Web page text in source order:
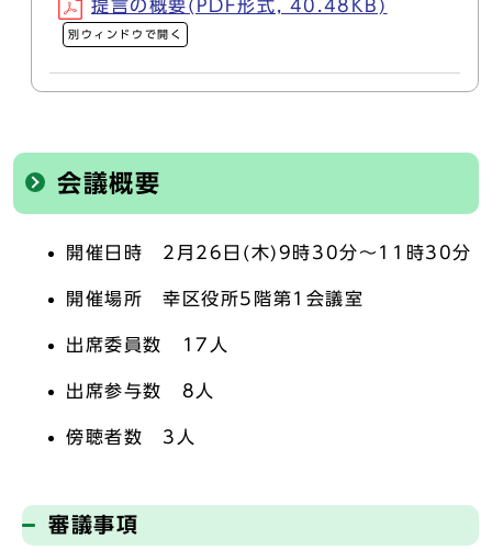
提言の概要(PDF形式, 40.48KB)
別ウィンドウで開く
会議概要
開催日時 2月26日(木)9時30分～11時30分
開催場所 幸区役所5階第1会議室
出席委員数 17人
出席参与数 8人
傍聴者数 3人
審議事項